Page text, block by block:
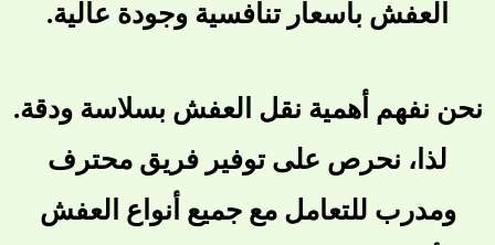
العفش بأسعار تنافسية وجودة عالية.
نحن نفهم أهمية نقل العفش بسلاسة ودقة.
لذا، نحرص على توفير فريق محترف
ومدرب للتعامل مع جميع أنواع العفش